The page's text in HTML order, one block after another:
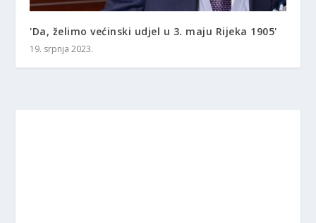
'Da, želimo većinski udjel u 3. maju Rijeka 1905'
19. srpnja 2023.